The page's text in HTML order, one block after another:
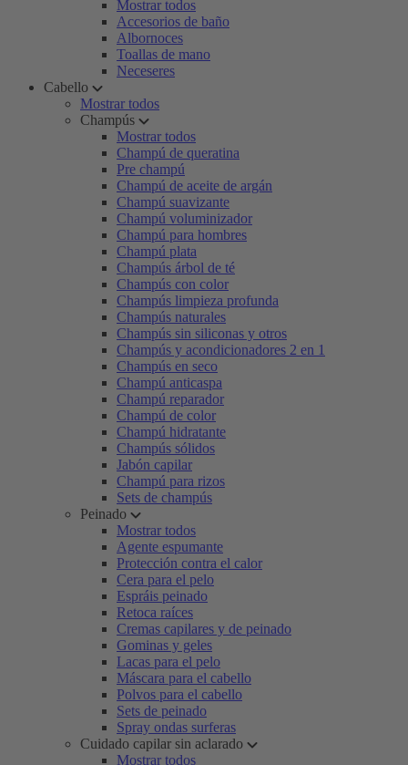
Mostrar todos
Accesorios de baño
Albornoces
Toallas de mano
Neceseres
Cabello
Mostrar todos
Champús
Mostrar todos
Champú de queratina
Pre champú
Champú de aceite de argán
Champú suavizante
Champú voluminizador
Champú para hombres
Champú plata
Champús árbol de té
Champús con color
Champús limpieza profunda
Champús naturales
Champús sin siliconas y otros
Champús y acondicionadores 2 en 1
Champús en seco
Champú anticaspa
Champú reparador
Champú de color
Champú hidratante
Champús sólidos
Jabón capilar
Champú para rizos
Sets de champús
Peinado
Mostrar todos
Agente espumante
Protección contra el calor
Cera para el pelo
Espráis peinado
Retoca raíces
Cremas capilares y de peinado
Gominas y geles
Lacas para el pelo
Máscara para el cabello
Polvos para el cabello
Sets de peinado
Spray ondas surferas
Cuidado capilar sin aclarado
Mostrar todos